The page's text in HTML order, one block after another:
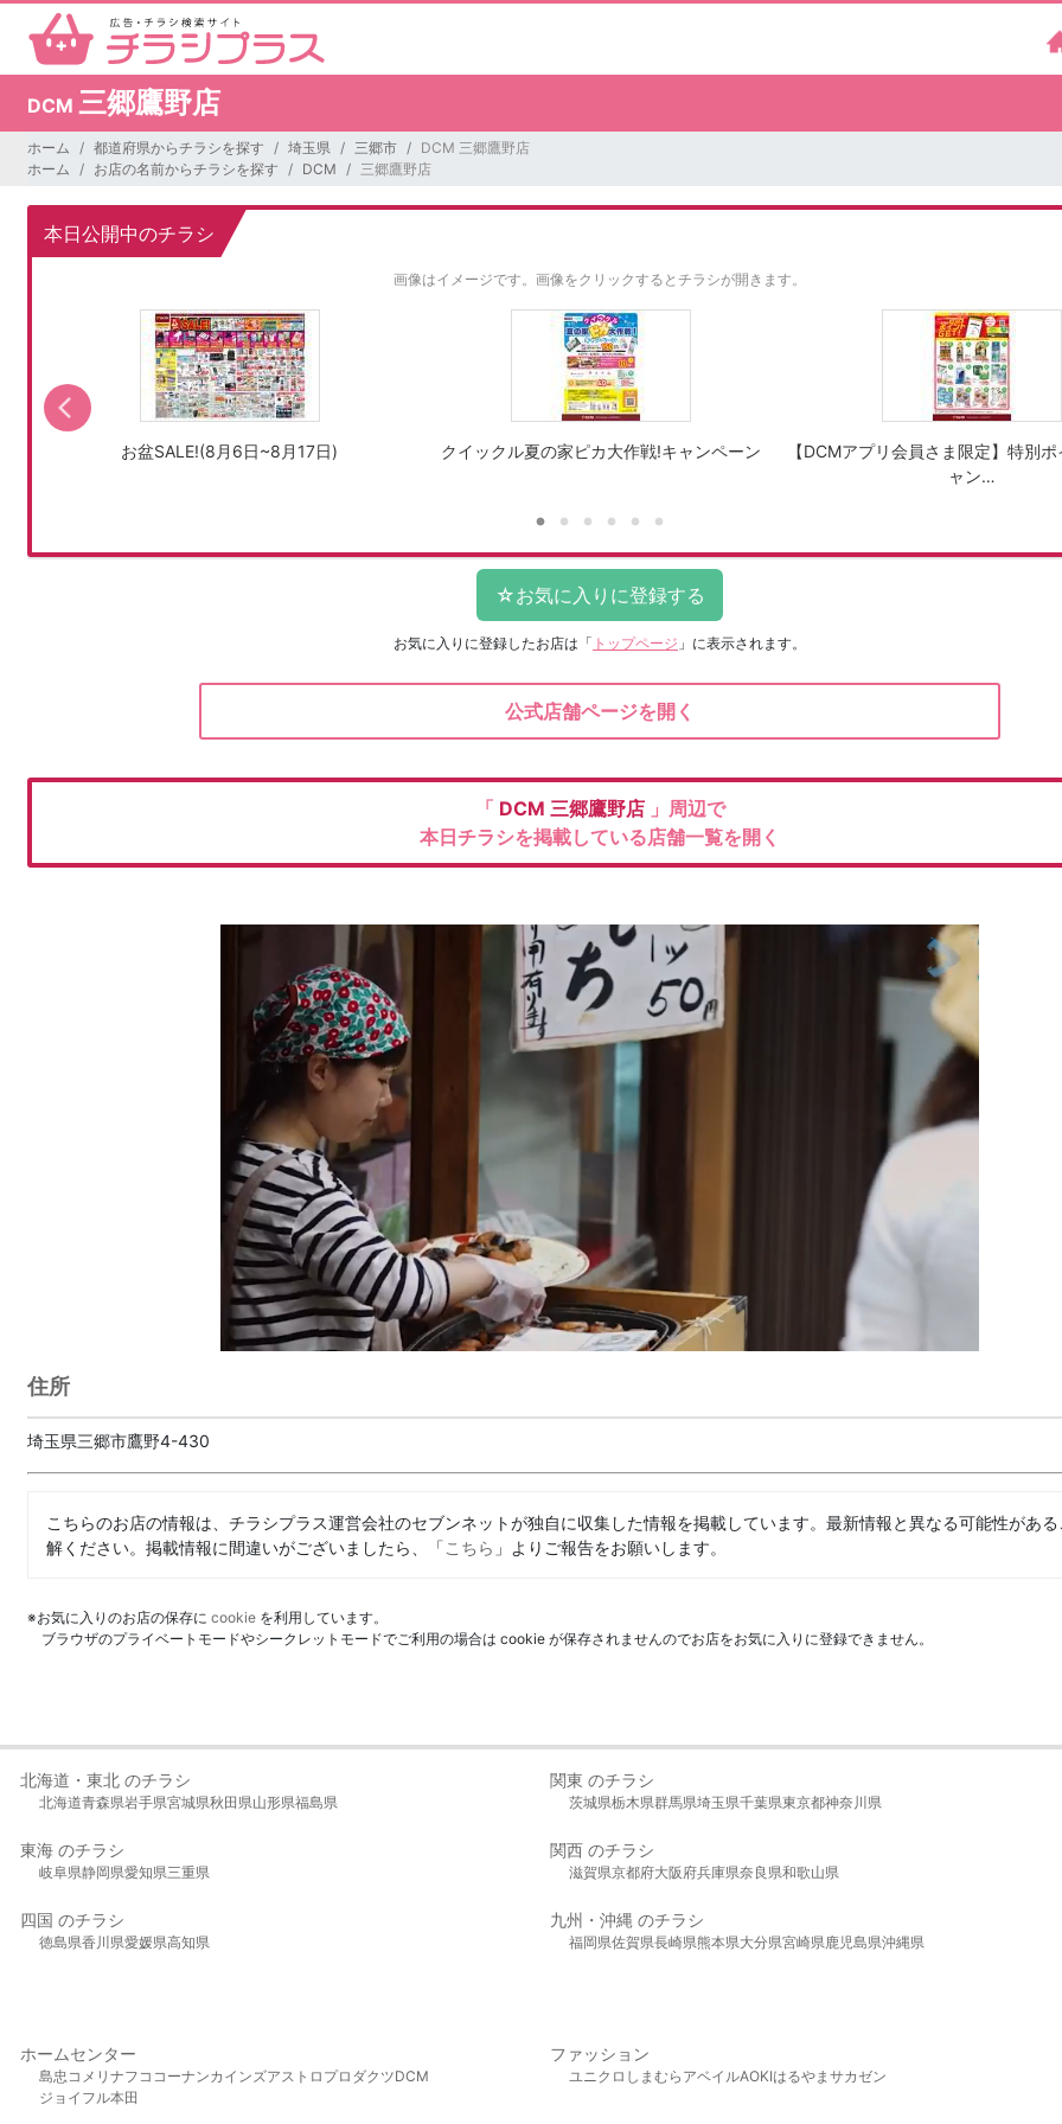
DCM 三郷鷹野店
ホーム 都道府県からチラシを探す 埼玉県 三郷市
DCM 三郷鷹野店
ホーム
お店の名前からチラシを探す DCM 三郷鷹野店
本日公開中のチラシ
画像はイメージです。 画像をクリックするとチラシが開きます。
お盆SALE!(8月6日~8月17日) クイックル夏の家ピカ大作戦!キャンペーン
【DCMアプリ会員さま限定】特別
ャン…
お気に入りに登録したお店は 「 トップページ 」に表示されます。
公式店舗ページを開く
「 DCM 三郷鷹野店 」周辺で
本日チラシを掲載している店舗一覧を開く
住所
埼玉県三郷市鷹野4-430
こちらのお店の情報は、チラシプラス運営会社のセブンネットが独自に収集した情報を掲載しています。最新情報と異なる可能性があ
解ください。掲載情報に間違いがございましたら、「こちら 」よりご報告をお願いします。
※お気に入りのお店の保存に cookie を利用しています。
ブラウザのプライベートモードやシークレットモードでご利用の場合は cookie が保存されませんのでお店をお気に入りに登録できません。
北海道・東北 のチラシ
北海道青森県岩手県宮城県秋田県山形県福島県
関東 のチラシ
茨城県栃木県群馬県埼玉県千葉県東京都神奈川県
東海 のチラシ
岐阜県静岡県愛知県三重県
関西 のチラシ
滋賀県京都府大阪府兵庫県奈良県和歌山県
四国 のチラシ
徳島県香川県愛媛県高知県
九州・沖縄 のチラシ
福岡県佐賀県長崎県熊本県大分県宮崎県鹿児島県沖縄県
ホームセンター
島忠 コメリ ナフコ コーナンカインズアストロプロダクツDCM
ジョイフル本田
ファッション
ユニクロ しまむら アベイルAOKIはるやま サカゼン